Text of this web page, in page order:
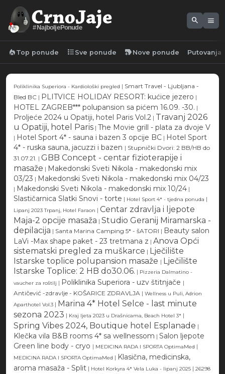
#NajboljePonude
search menu
local_fire_department Top ponude format_list_bulleted Sve ponude new_label Nove ponude Putovanja
Poliklinika Superiora - Kardiološki pregled | Smart Travel - Ljubljana -
Bled BC | PLITVICE HOLIDAY RESORT: kućice jezero |
HOTEL ZAGREB*** polupansion sa pićem 16.09. -30. |
Proljeće 2024 u Opatiji, hotel Paris Vol.2 | Travanj 2026
u Opatiji, hotel Paris | The Movie grill - plata za dvoje V
| Hotel Sport 4* - sauna i bazen 3 opcije BC | Hotel Sport
4* - ruska sauna, jacuzzi i bazen | Stupnički Dvori: 2 BB/HB do
31.07.21. | GBB Concept - centar fizioterapije i
masaže | Makedonski Sveti Nikola - makedonski mix
03/23 | Makedonski Sveti Nikola - makedonski mix 04/23
| Makedonski Sveti Nikola - makedonski mix 10/24 |
Slastičarnica Slatki Snovi - torte | Hotel Sport 4* - tjedna ponuda |
Lipanj 2023 Trpanj, Hotel Faraon | Centar zdravlja i ljepote
Maja-2 opcije masaža | Studio Geranij Miramarska -
depilacija | Santa Marina Camping 5* - šATORI | Beauty salon
LaVi -Max shape paket - 23 tretmana z | Anova Opći
sistematski pregled za muškarce | Lječilište
Istarske toplice polupansion masaže | Lječilište
Istarske Toplice: 2 HB do30.06. | Pizzeria Dalmatino -
vaucher za roštilj | Poliklinika Superiora - uzv štitnjače |
Antičević -zdravlje - KOŠARICE ZDRAVLJA | Wellness u Puli, Adrion
Aparthotel Vol.3 | Marina 4* Hotel Selce - last minute
sezona 2023 | Kraj ljeta 2023 u Drašnicama, Beach Hotel 3* |
Spring Vibes 2024, Boutique hotel Esplanade |
Klečka vila B&B rooms 4* sa wellnessom | Salon ljepote
Green line body - cryo | MEDICINA RADA I SPORTA OptimaMed |
MEDICINA RADA I SPORTA OptimaMed | Klasična, medicinska,
aroma masaža - Split | Hotel Korkyra 4* Vela Luka - lipanj 2025 | 26298